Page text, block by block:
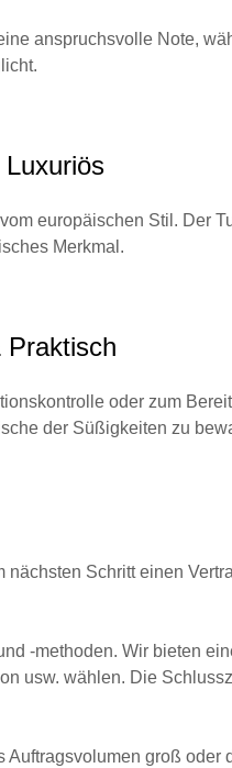
anspruchsvolle Note,
europäischen Stil. Der
Merkmal.
Praktisch
oder zum
der Süßigkeiten zu
Schritt einen
-methoden. Wir bieten
usw. wählen. Die
groß